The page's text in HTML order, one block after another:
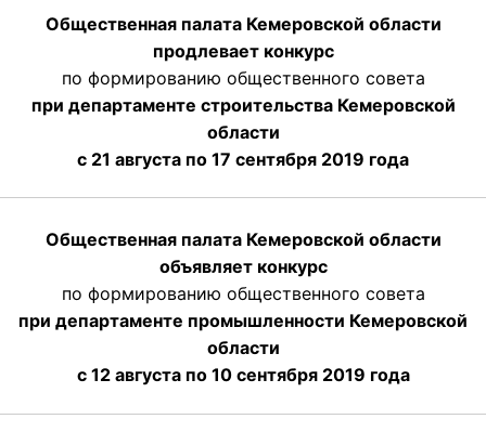
Общественная палата Кемеровской области
продлевает конкурс
по формированию общественного совета
при департаменте строительства Кемеровской
области
с 21 августа по 17 сентября 2019 года
Общественная палата Кемеровской области
объявляет конкурс
по формированию общественного совета
при департаменте промышленности Кемеровской
области
с 12 августа по 10 сентября 2019 года